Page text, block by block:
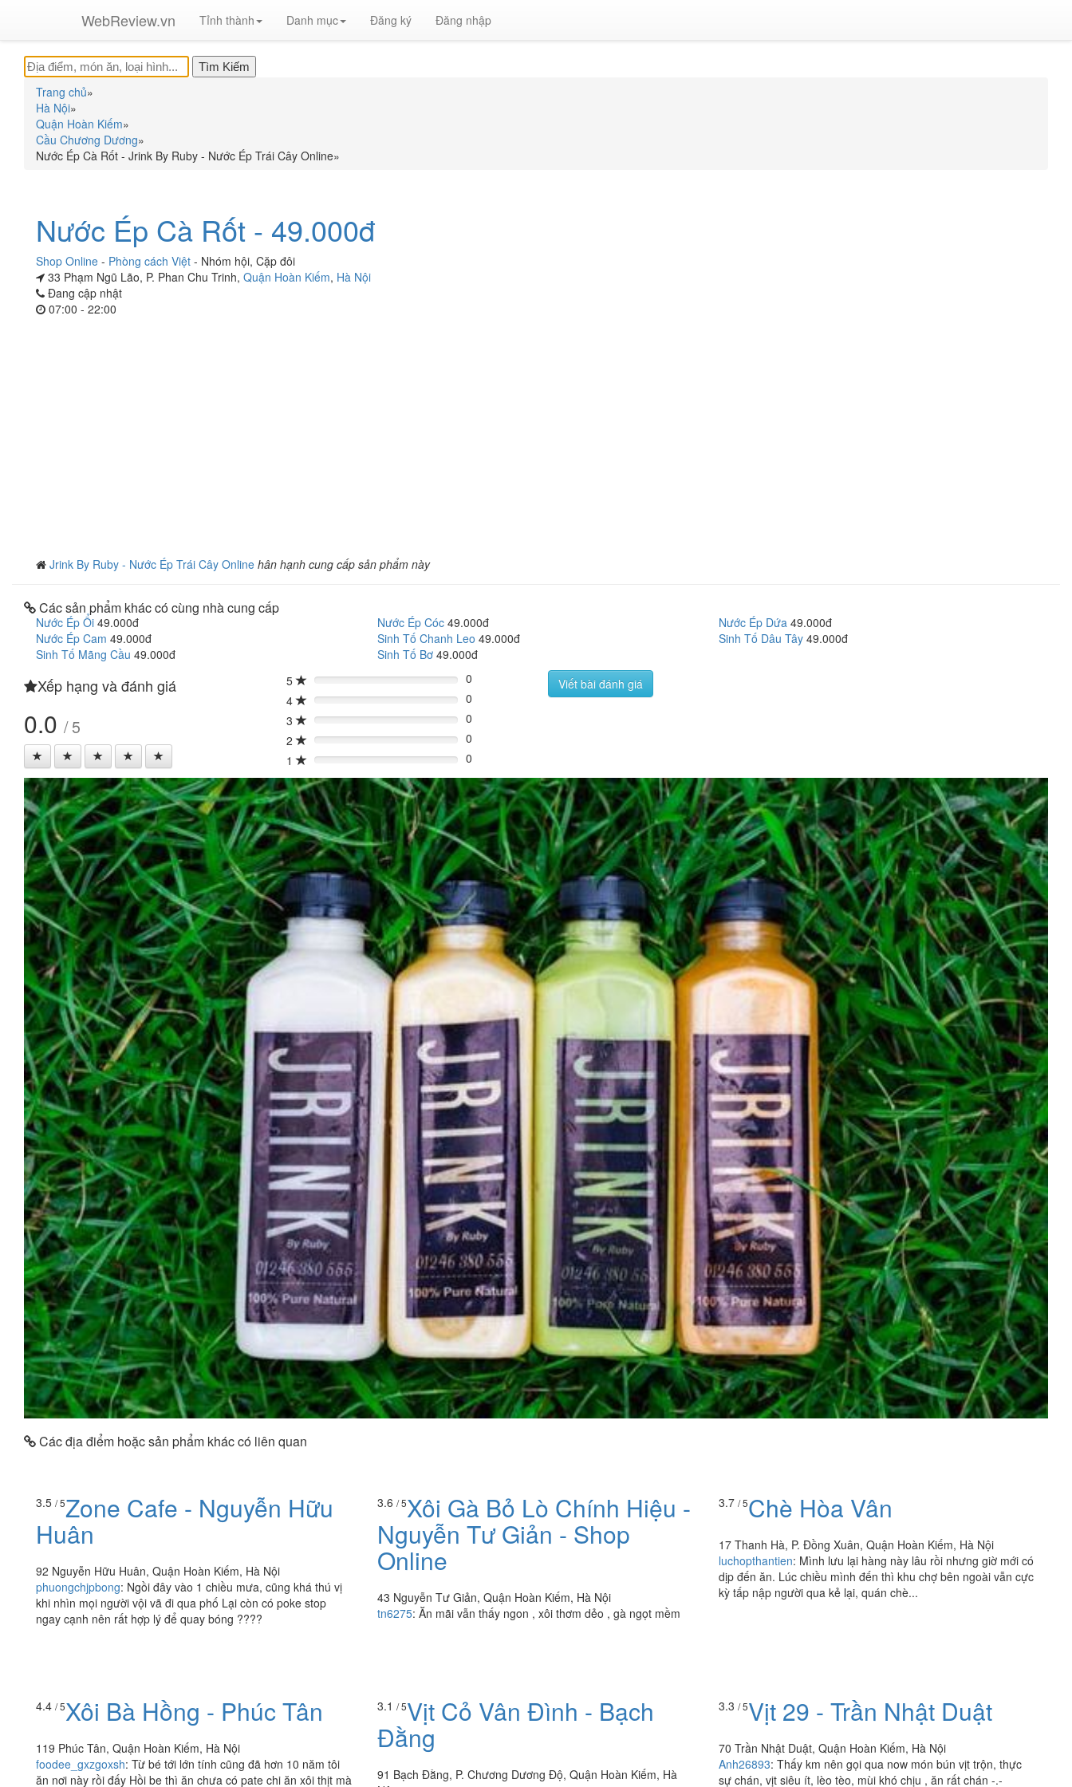
WebReview.vn Tỉnh thành Danh mục Đăng ký Đăng nhập
Trang chủ»
Hà Nội»
Quận Hoàn Kiếm»
Cầu Chương Dương»
Nước Ép Cà Rốt - Jrink By Ruby - Nước Ép Trái Cây Online»
Nước Ép Cà Rốt - 49.000đ
Shop Online - Phòng cách Việt - Nhóm hội, Cặp đôi
33 Phạm Ngũ Lão, P. Phan Chu Trinh, Quận Hoàn Kiếm, Hà Nội
Đang cập nhật
07:00 - 22:00
Jrink By Ruby - Nước Ép Trái Cây Online hân hạnh cung cấp sản phẩm này
Các sản phẩm khác có cùng nhà cung cấp
Nước Ép Ổi 49.000đ Nước Ép Cóc 49.000đ Nước Ép Dứa 49.000đ
Nước Ép Cam 49.000đ Sinh Tố Chanh Leo 49.000đ Sinh Tố Dâu Tây 49.000đ
Sinh Tố Mãng Cầu 49.000đ Sinh Tố Bơ 49.000đ
Xếp hạng và đánh giá
0.0 / 5
5 0%
0
4
0%
0
3
0%
0
2
0%
0
1
0% 0
Viết bài đánh giá
Các địa điểm hoặc sản phẩm khác có liên quan
3.5 / 5Zone Cafe - Nguyễn Hữu
Huân
92 Nguyễn Hữu Huân, Quận Hoàn Kiếm, Hà Nội
phuongchjpbong: Ngồi đây vào 1 chiều mưa, cũng khá thú vị
khi nhìn mọi người vội vã đi qua phố Lại còn có poke stop
ngay cạnh nên rất hợp lý để quay bóng ????
3.6 / 5Xôi Gà Bỏ Lò Chính Hiệu -
Nguyễn Tư Giản - Shop
Online
43 Nguyễn Tư Giản, Quận Hoàn Kiếm, Hà Nội
tn6275: Ăn mãi vẫn thấy ngon , xôi thơm dẻo , gà ngọt mềm
3.7 / 5Chè Hòa Vân
17 Thanh Hà, P. Đồng Xuân, Quận Hoàn Kiếm, Hà Nội
luchopthantien: Mình lưu lại hàng này lâu rồi nhưng giờ mới có
dịp đến ăn. Lúc chiều mình đến thì khu chợ bên ngoài vẫn cực
kỳ tấp nập người qua kẻ lại, quán chè...
4.4/ 5Xôi Bà Hồng - Phúc Tân 3.1/ 5Vịt Cỏ Vân Đình - Bạch 3.3/ 5Vịt 29 - Trần Nhật Duật